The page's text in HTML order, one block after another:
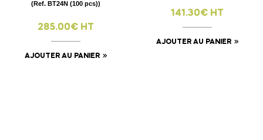
(Ref. BT24N (100 pcs))
285.00€ HT
AJOUTER AU PANIER
141.30€ HT
AJOUTER AU PANIER